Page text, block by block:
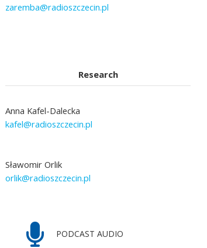
zaremba@radioszczecin.pl
Research
Anna Kafel-Dalecka
kafel@radioszczecin.pl
Sławomir Orlik
orlik@radioszczecin.pl
PODCAST AUDIO